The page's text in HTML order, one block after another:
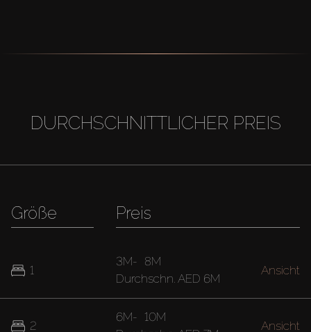
DURCHSCHNITTLICHER PREIS
Größe
1
2
Preis
3M- 8M
Durchschn. AED 6M
Ansicht
6M- 10M
Ansicht